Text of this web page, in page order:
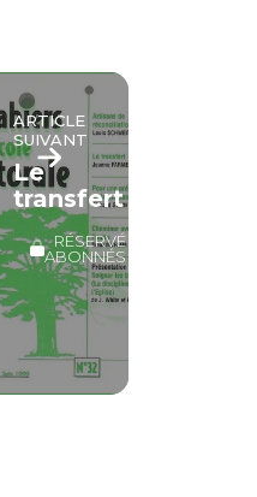
ARTICLE
SUIVANT
Le
transfert
RÉSERVÉ
ABONNÉS